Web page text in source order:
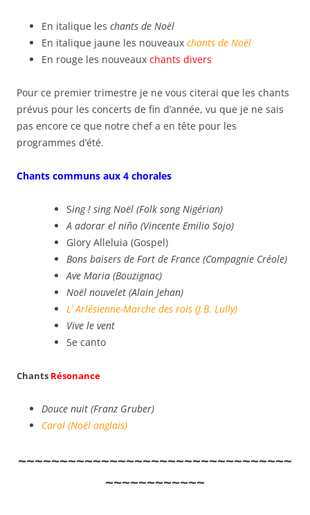
En italique les chants de Noël
En italique jaune les nouveaux chants de Noël
En rouge les nouveaux chants divers
Pour ce premier trimestre je ne vous citerai que les chants
prévus pour les concerts de fin d’année, vu que je ne sais
pas encore ce que notre chef a en tête pour les
programmes d’été.
Chants communs aux 4 chorales
Sing ! sing Noël (Folk song Nigérian)
A adorar el niño (Vincente Emilio Sojo)
Glory Alleluia (Gospel)
Bons baisers de Fort de France (Compagnie Créole)
Ave Maria (Bouzignac)
Noël nouvelet (Alain Jehan)
L’ Arlésienne-Marche des rois (J.B. Lully)
Vive le vent
Se canto
Chants Résonance
Douce nuit (Franz Gruber)
Carol (Noël anglais)
~~~~~~~~~~~~~~~~~~~~~~~~~~~~~~~~~
~~~~~~~~~~~~